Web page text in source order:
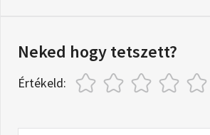
Neked hogy tetszett?
Értékeld: